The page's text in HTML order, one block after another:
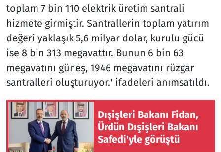
toplam 7 bin 110 elektrik üretim santrali
hizmete girmiştir. Santrallerin toplam yatırım
değeri yaklaşık 5,6 milyar dolar, kurulu gücü
ise 8 bin 313 megavattır. Bunun 6 bin 63
megavatını güneş, 1946 megavatını rüzgar
santralleri oluşturuyor." ifadeleri anımsatıldı.
Dışişleri Bakanı Fidan,
Ürdün Dışişleri Bakanı
Safedi'yle görüştü